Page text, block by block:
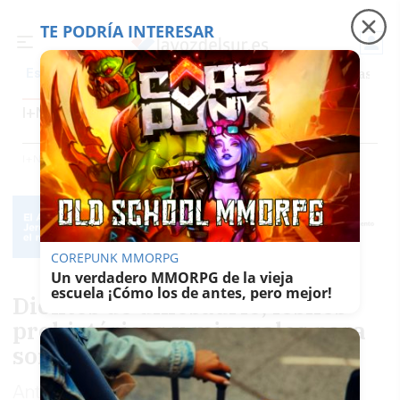
Es noticia Precio luz Perseidas Fábrica de botellas
I+N (IDEAS Y NEGOCIOS)
InmobiliariaContenido PatrocinadoTrabajo Foros
I+n (ideas Y Negocios)
Dientes de dinosaurio, fósiles
prehistóricos y minerales para
sortear el paro
Antonio José García y Mercedes
TE PODRÍA INTERESAR
COREPUNK MMORPG
Un verdadero MMORPG de la vieja
escuela ¡Cómo los de antes, pero mejor!